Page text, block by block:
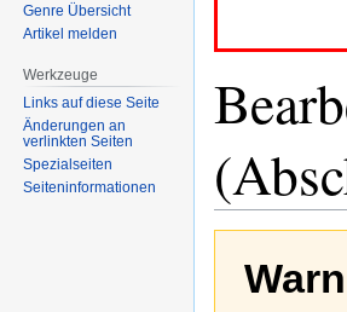
Navigation
springen
Suche
springen
Genre Übersicht
Artikel melden
Werkzeuge
Links auf diese Seite
Änderungen an
verlinkten Seiten
Spezialseiten
Seiten­informationen